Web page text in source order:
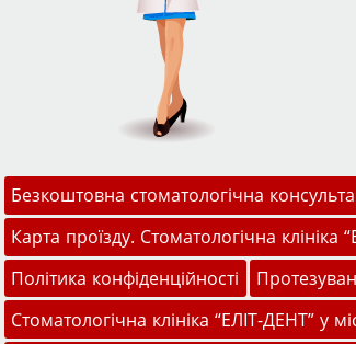
Меню
Перейти до змісту
Безкоштовна стоматологічна
Карта проїзду. Стоматологічна клініка
Політика конфіденційності
Стоматологічна клініка “ЕЛІТ-ДЕНТ” у